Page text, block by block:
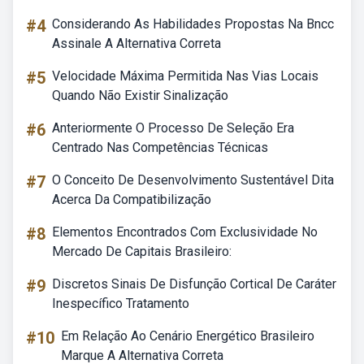
#4 Considerando As Habilidades Propostas Na Bncc
Assinale A Alternativa Correta
#5 Velocidade Máxima Permitida Nas Vias Locais
Quando Não Existir Sinalização
#6 Anteriormente O Processo De Seleção Era
Centrado Nas Competências Técnicas
#7 O Conceito De Desenvolvimento Sustentável Dita
Acerca Da Compatibilização
#8 Elementos Encontrados Com Exclusividade No
Mercado De Capitais Brasileiro:
#9 Discretos Sinais De Disfunção Cortical De Caráter
Inespecífico Tratamento
#10 Em Relação Ao Cenário Energético Brasileiro
Marque A Alternativa Correta